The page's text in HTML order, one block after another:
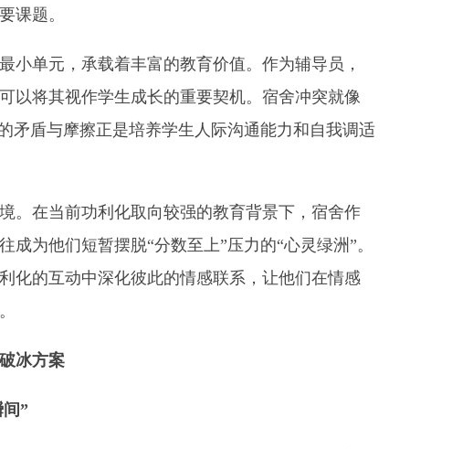
课题。
小单元，承载着丰富的教育价值。作为辅导员，
以将其视作学生成长的重要契机。宿舍冲突就像
矛盾与摩擦正是培养学生人际沟通能力和自我调适
。在当前功利化取向较强的教育背景下，宿舍作
成为他们短暂摆脱“分数至上”压力的“心灵绿洲”。
化的互动中深化彼此的情感联系，让他们在情感
冰方案
”